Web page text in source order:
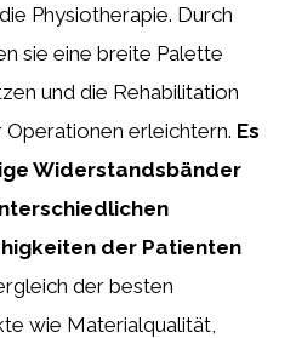
Physiotherapie. Durch
sie eine breite Palette
und die Rehabilitation
erleichtern. Es
Widerstandsbänder
der Patienten
der besten
wie Materialqualität,